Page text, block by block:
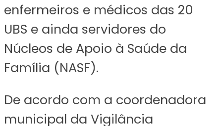
enfermeiros e médicos das 20
UBS e ainda servidores do
Núcleos de Apoio à Saúde da
Família (NASF).
De acordo com a coordenadora
municipal da Vigilância